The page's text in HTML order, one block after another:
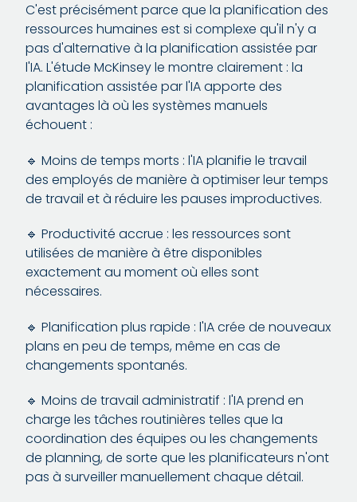
C'est précisément parce que la planification des
ressources humaines est si complexe qu'il n'y a
pas d'alternative à la planification assistée par
l'IA. L'étude McKinsey le montre clairement : la
planification assistée par l'IA apporte des
avantages là où les systèmes manuels
échouent :
🔹 Moins de temps morts : l'IA planifie le travail
des employés de manière à optimiser leur temps
de travail et à réduire les pauses improductives.
🔹 Productivité accrue : les ressources sont
utilisées de manière à être disponibles
exactement au moment où elles sont
nécessaires.
🔹 Planification plus rapide : l'IA crée de nouveaux
plans en peu de temps, même en cas de
changements spontanés.
🔹 Moins de travail administratif : l'IA prend en
charge les tâches routinières telles que la
coordination des équipes ou les changements
de planning, de sorte que les planificateurs n'ont
pas à surveiller manuellement chaque détail.